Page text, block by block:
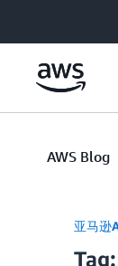
AWS Blog
亚马逊